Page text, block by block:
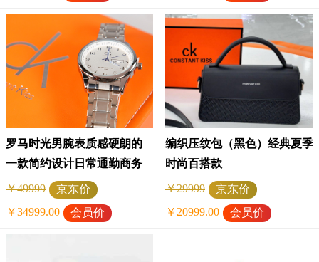
罗马时光男腕表质感硬朗的
一款简约设计日常通勤商务
搭配
￥49999
京东价
￥34999.00
会员价
编织压纹包（黑色）经典夏季
时尚百搭款
￥29999
京东价
￥20999.00
会员价